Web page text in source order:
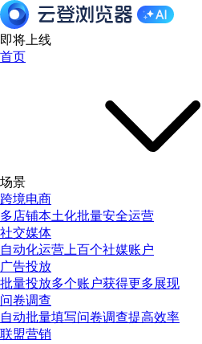
即将上线
首页
场景
跨境电商
多店铺本土化批量安全运营
社交媒体
自动化运营上百个社媒账户
广告投放
批量投放多个账户获得更多展现
问卷调查
自动批量填写问卷调查提高效率
联盟营销